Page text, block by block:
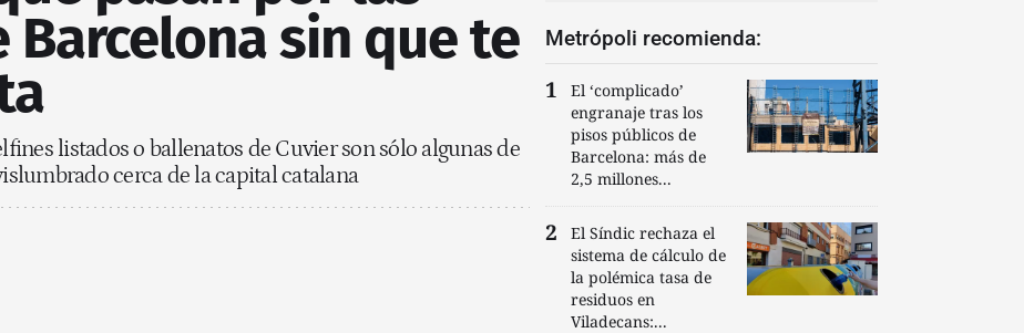
Barcelona sin que te
listados o ballenatos de Cuvier son sólo algunas de
cerca de la capital catalana
Metrópoli recomienda:
El ‘complicado’
engranaje tras los
pisos públicos de
Barcelona: más de
2,5 millones...
El Síndic rechaza el
sistema de cálculo de
la polémica tasa de
residuos en
Viladecans:...